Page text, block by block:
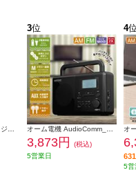
Panasonic ポケットラジオ【FM/AM 2バンドレシーバー/ワイドFM対応/シルバー】 RF-P55-S
3位
オーム電機 AudioComm_PLLポータブルラジオ［ AM・FM・ラジオNIKKEI/バックライト付ディスプレイ/時計・アラーム付/ブラック］ RAD-T570N
3,873円
(税込)
5営業日
4
5営